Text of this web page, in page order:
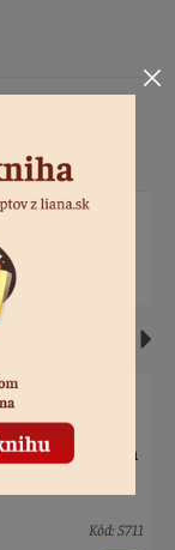
EXTRA tmavo-
Kód: 5710